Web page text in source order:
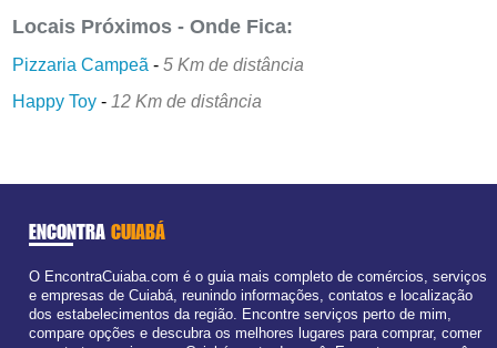
Locais Próximos - Onde Fica:
Pizzaria Campeã -5 Km de distância
Happy Toy - 12 Km de distância
ENCONTRA CUIABÁ
O EncontraCuiaba.com é o guia mais completo de comércios, serviços
e empresas de Cuiabá, reunindo informações, contatos e localização
dos estabelecimentos da região. Encontre serviços perto de mim,
compare opções e descubra os melhores lugares para comprar, comer